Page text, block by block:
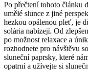
Po přečtení tohoto článku
⁤umělé slunce z jiné
hezkou opálenou‍ pleť, je​
solária nabízejí. ⁤Od
⁤po ⁣možnost ​relaxace a
rozhodnete pro návštěvu
sluneční paprsky, které⁢
opatrní a užívejte si